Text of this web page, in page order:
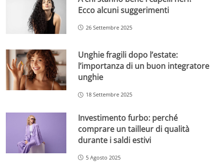
Ecco alcuni suggerimenti
26 Settembre 2025
Unghie fragili dopo l’estate:
l’importanza di un buon integratore
unghie
18 Settembre 2025
Investimento furbo: perché
comprare un tailleur di qualità
durante i saldi estivi
5 Agosto 2025